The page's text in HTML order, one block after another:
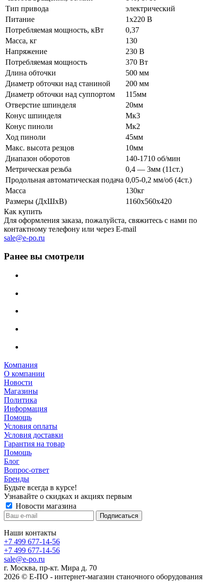
Тип привода
электрический
Питание
1х220 В
Потребляемая мощность, кВт
0,37
Масса, кг
130
Напряжение
230 В
Потребляемая мощность
370 Вт
Длина обточки
500 мм
Диаметр обточки над станиной
200 мм
Диаметр обточки над суппортом
115мм
Отверстие шпинделя
20мм
Конус шпинделя
Мк3
Конус пиноли
Мк2
Ход пиноли
45мм
Макс. высота резцов
10мм
Диапазон оборотов
140-1710 об/мин
Метрическая резьба
0,4 — 3мм (11ст.)
Продольная автоматическая подача 0,05-0,2 мм/об (4ст.)
Масса
130кг
Размеры (ДхШхВ)
1160х560х420
Как купить
Для оформления заказа, пожалуйста, свяжитесь с нами по
контактному телефону или через E-mail
sale@e-po.ru
Ранее вы смотрели
Компания
О компании
Новости
Магазины
Политика
Информация
Помощь
Условия оплаты
Условия доставки
Гарантия на товар
Помощь
Блог
Вопрос-ответ
Бренды
Будьте всегда в курсе!
Узнавайте о скидках и акциях первым
Новости магазина
Наши контакты
+7 499 677-14-56
+7 499 677-14-56
sale@e-po.ru
г. Москва, пр-кт. Мира д. 70
2026 © Е-ПО - интернет-магазин станочного оборудования